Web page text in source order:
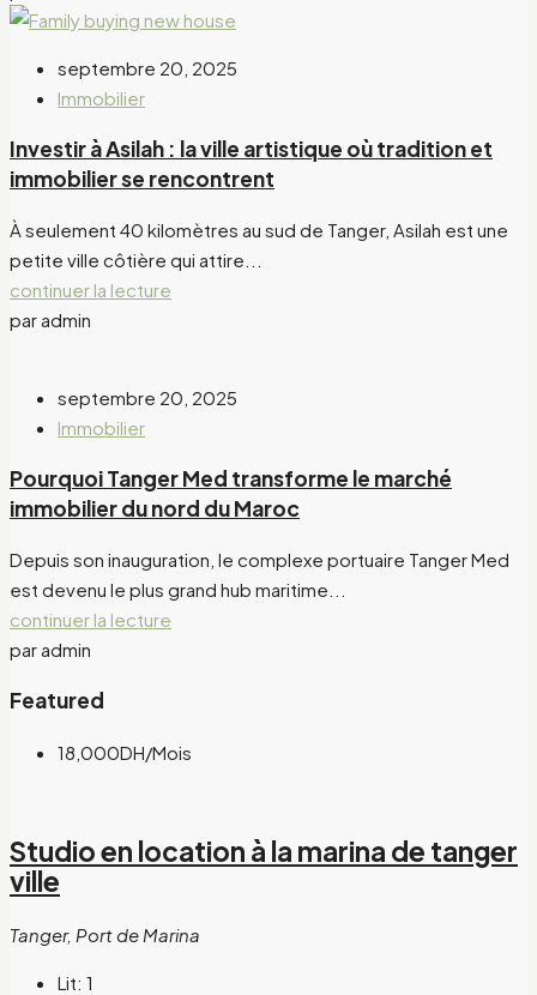
septembre 20, 2025
Immobilier
Investir à Asilah : la ville artistique où tradition et
immobilier se rencontrent
À seulement 40 kilomètres au sud de Tanger, Asilah est une
petite ville côtière qui attire...
continuer la lecture
par admin
septembre 20, 2025
Immobilier
Pourquoi Tanger Med transforme le marché
immobilier du nord du Maroc
Depuis son inauguration, le complexe portuaire Tanger Med
est devenu le plus grand hub maritime...
continuer la lecture
par admin
Featured
18,000DH/Mois
Studio en location à la marina de tanger
ville
Tanger, Port de Marina
Lit: 1